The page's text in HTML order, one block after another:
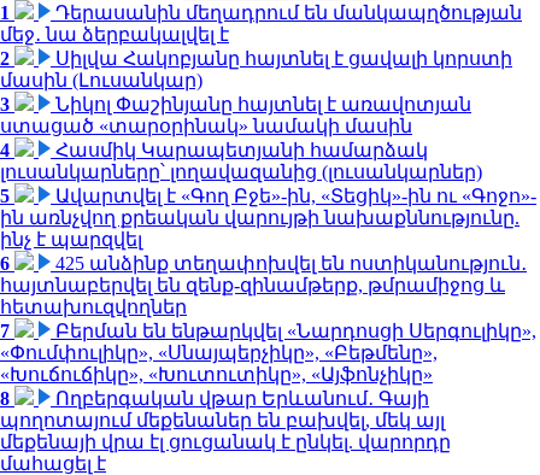
1
Դերասանին մեղադրում են մանկապղծության
մեջ․ նա ձերբակալվել է
2
Սիլվա Հակոբյանը հայտնել է ցավալի կորստի
մասին (Լուսանկար)
3
Նիկոլ Փաշինյանը հայտնել է առավոտյան
ստացած «տարօրինակ» նամակի մասին
4
Հասմիկ Կարապետյանի համարձակ
լուսանկարները՝ լողավազանից (լուսանկարներ)
5
Ավարտվել է «Գող Բջե»-ին, «Տեցիկ»-ին ու «Գոջո»-
ին առնչվող քրեական վարույթի նախաքննությունը.
ինչ է պարզվել
6
425 անձինք տեղափոխվել են ոստիկանություն․
հայտնաբերվել են զենք-զինամթերք, թմրամիջոց և
հետախուզվողներ
7
Բերման են ենթարկվել «Նարդոսցի Սերգուլիկը»,
«Փումփուլիկը», «Սնայպերչիկը», «Բեթմենը»,
«Խուճուճիկը», «Խուտուտիկը», «Այֆոնչիկը»
8
Ողբերգական վթար Երևանում․ Գայի
պողոտայում մեքենաներ են բախվել, մեկ այլ
մեքենայի վրա էլ ցուցանակ է ընկել. վարորդը
մահացել է